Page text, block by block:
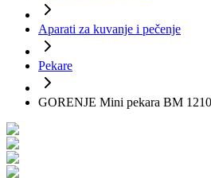
Aparati za kuvanje i pečenje
Pekare
GORENJE Mini pekara BM